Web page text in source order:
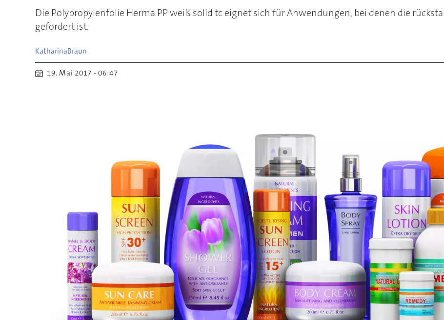
Die Polypropylenfolie Herma PP weiß solid tc eignet sich für Anwendungen, bei denen die
gefordert ist.
KatharinaBraun
19. Mai 2017 - 06:47